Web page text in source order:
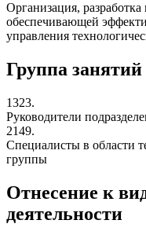
Организация,
обеспечивающей
управления
Группа занятий
1323.
Руководители
2149.
Специалисты в области
группы
Отнесение к
деятельности